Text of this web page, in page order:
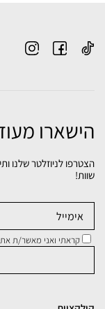
הישארו
הצטרפו לניוזלטר שלנו
שוות!
קראתי ואני מאשר/ת את